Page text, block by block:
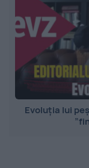
Evoluția lui